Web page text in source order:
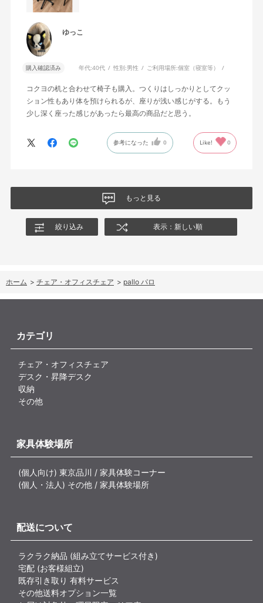
ゆっこ
購入確認済み 年代:40代 性別:男性 ご利用場所:個室（寝室等）
コクヨの机と合わせて椅子も購入。つくりはしっかりとしてクッ
ション性もあり体を預けられるが、座りが浅い感じがする。もう
少し深く座った感じがあったら最高の商品だと思う。
参考になった 0 Like! 0
もっと見る
絞り込み 表示：新しい順
ホーム > チェア・オフィスチェア > pallo パロ
カテゴリ
チェア・オフィスチェア
デスク・昇降デスク
収納
その他
家具体験場所
(個人向け) 東京品川 / 家具体験コーナー
(個人・法人) その他 / 家具体験場所
配送について
ラクラク納品 (組み立てサービス付き)
宅配 (お客様組立)
既存引き取り 有料サービス
その他送料オプション一覧